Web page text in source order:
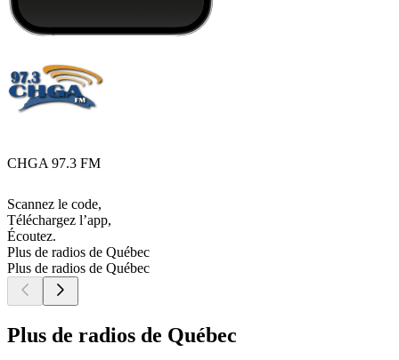
CHGA 97.3 FM
Scannez le code,
Téléchargez l’app,
Écoutez.
Plus de radios de Québec
Plus de radios de Québec
Plus de radios de Québec